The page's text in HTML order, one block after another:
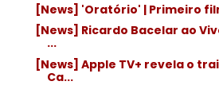
[News] 'Oratório' | Primeiro
[News] Ricardo Bacelar ao
...
[News] Apple TV+ revela o
Ca...